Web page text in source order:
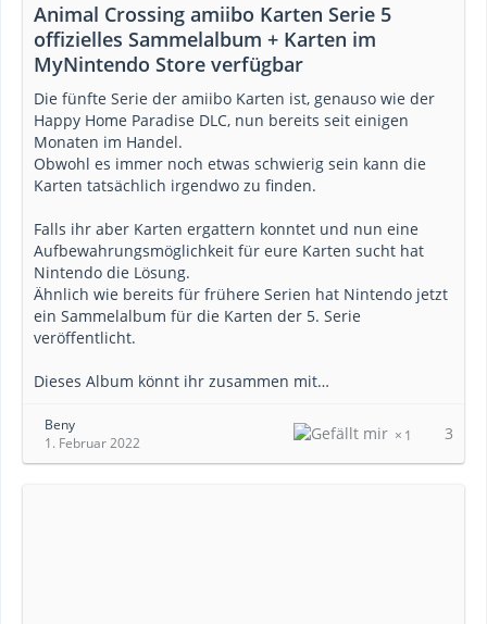
Animal Crossing amiibo Karten Serie 5
offizielles Sammelalbum + Karten im
MyNintendo Store verfügbar
Die fünfte Serie der amiibo Karten ist, genauso wie der
Happy Home Paradise DLC, nun bereits seit einigen
Monaten im Handel.
Obwohl es immer noch etwas schwierig sein kann die
Karten tatsächlich irgendwo zu finden.
Falls ihr aber Karten ergattern konntet und nun eine
Aufbewahrungsmöglichkeit für eure Karten sucht hat
Nintendo die Lösung.
Ähnlich wie bereits für frühere Serien hat Nintendo jetzt
ein Sammelalbum für die Karten der 5. Serie
veröffentlicht.
Dieses Album könnt ihr zusammen mit…
Beny
1. Februar 2022
1 3